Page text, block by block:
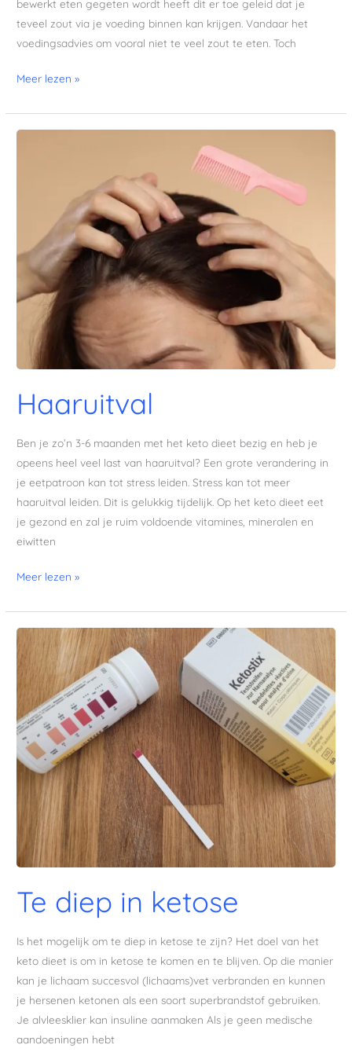
bewerkt eten gegeten wordt heeft dit er toe geleid dat je
teveel zout via je voeding binnen kan krijgen. Vandaar het
voedingsadvies om vooral niet te veel zout te eten. Toch
Meer lezen »
Haaruitval
Ben je zo’n 3-6 maanden met het keto dieet bezig en heb je
opeens heel veel last van haaruitval? Een grote verandering in
je eetpatroon kan tot stress leiden. Stress kan tot meer
haaruitval leiden. Dit is gelukkig tijdelijk. Op het keto dieet eet
je gezond en zal je ruim voldoende vitamines, mineralen en
eiwitten
Meer lezen »
Te diep in ketose
Is het mogelijk om te diep in ketose te zijn? Het doel van het
keto dieet is om in ketose te komen en te blijven. Op die manier
kan je lichaam succesvol (lichaams)vet verbranden en kunnen
je hersenen ketonen als een soort superbrandstof gebruiken.
Je alvleesklier kan insuline aanmaken Als je geen medische
aandoeningen hebt
Te
diep
in
ketose